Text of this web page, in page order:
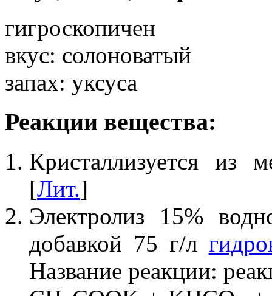
гигроскопичен
вкус: солоноватый
запах: уксуса
Реакции вещества:
Кристаллизуется из
[Лит.]
Электролиз 15%
добавкой 75 г/л
Название реакции: